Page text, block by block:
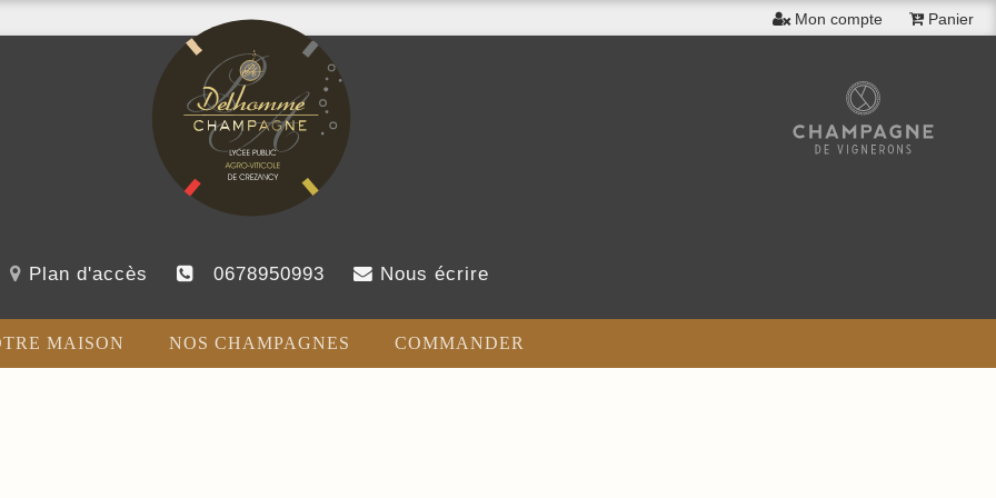
Mon compte Panier
Plan d'accès 0678950993 Nous écrire
MAISON NOS CHAMPAGNES COMMANDER